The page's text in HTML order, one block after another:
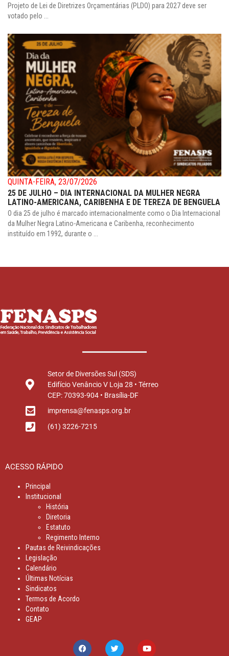
Projeto de Lei de Diretrizes Orçamentárias (PLDO) para 2027 deve ser
votado pelo ...
QUINTA-FEIRA, 23/07/2026
25 DE JULHO – DIA INTERNACIONAL DA MULHER NEGRA
LATINO-AMERICANA, CARIBENHA E DE TEREZA DE BENGUELA
O dia 25 de julho é marcado internacionalmente como o Dia Internacional
da Mulher Negra Latino-Americana e Caribenha, reconhecimento
instituído em 1992, durante o ...
Setor de Diversões Sul (SDS)
Edifício Venâncio V Loja 28 • Térreo
CEP: 70393-904 • Brasília-DF
imprensa@fenasps.org.br
(61) 3226-7215
ACESSO RÁPIDO
Principal
Institucional
História
Diretoria
Estatuto
Regimento Interno
Pautas de Reivindicações
Legislação
Calendário
Últimas Notícias
Sindicatos
Termos de Acordo
Contato
GEAP